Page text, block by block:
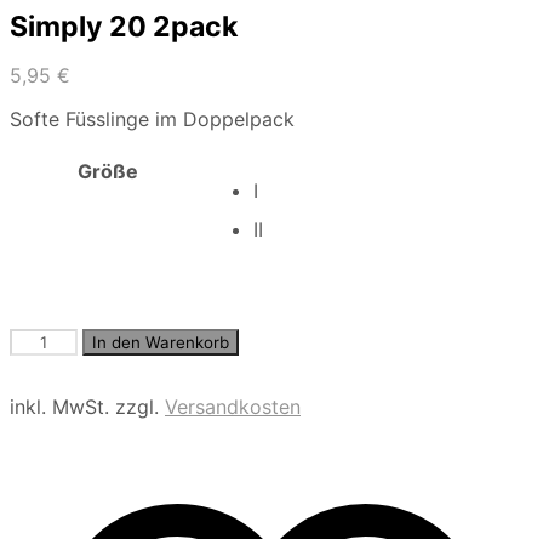
Simply 20 2pack
5,95 €
Softe Füsslinge im Doppelpack
Größe
I
II
Simply
Menge
In den Warenkorb
inkl. MwSt. zzgl. Versandkosten